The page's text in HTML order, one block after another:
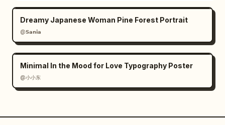
Dreamy Japanese Woman Pine Forest Portrait
@𝗦𝗮𝗻𝗶𝗮
Minimal In the Mood for Love Typography Poster
@小小东